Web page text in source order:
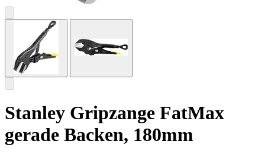
Stanley Gripzange FatMax
gerade Backen, 180mm